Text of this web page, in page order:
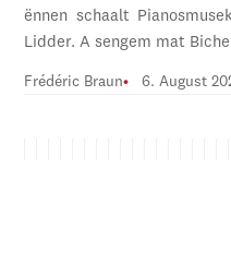
ënnen schaalt
Lidder. A sengem mat
Frédéric Braun 6. August